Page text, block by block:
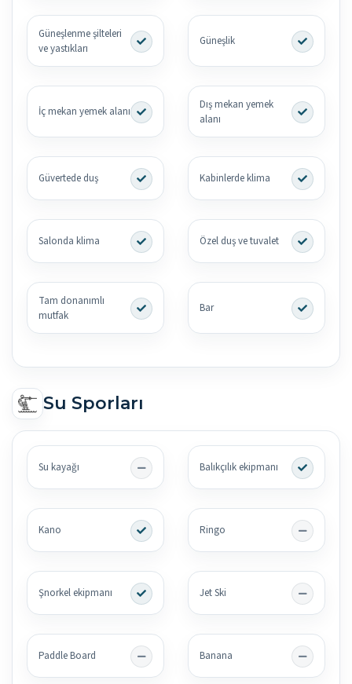
Güneşlenme şilteleri
ve yastıkları
Güneşlik
İç mekan yemek alanı
Dış mekan yemek
alanı
Güvertede duş Kabinlerde klima
Salonda klima Özel duş ve tuvalet
Tam donanımlı
mutfak
Bar
Su Sporları
Su kayağı Balıkçılık ekipmanı
Kano Ringo
Şnorkel ekipmanı Jet Ski
Paddle Board Banana